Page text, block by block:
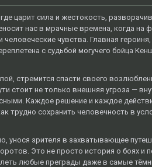
царит сила и жестокость,
нас в мрачные времена, когда на
чувства. Главная
с судьбой могучего бойца
стремится спасти своего
стоит не только внешняя угроза —
Каждое решение и каждое
трудно сохранить человечность в
унося зрителя в захватывающее
Это не просто история о боях и
любые преграды даже в самые